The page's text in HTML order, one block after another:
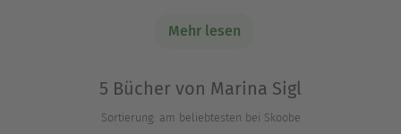
bei Poetry Slams und Science Slams sowie
zudem auch als Workshopleiterin zu den Themen
Poetry Slam, Rhetorik und Performance tätig.
Marina Sigl wurde bereits in diversen Anthologien
Mehr lesen
5 Bücher von Marina Sigl
Sortierung: am beliebtesten bei Skoobe